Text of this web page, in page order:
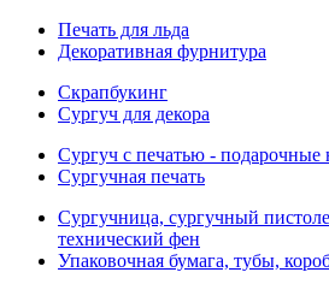
Печать для льда
Декоративная фурнитура
Скрапбукинг
Сургуч для декора
Сургуч с печатью - подарочные
Сургучная печать
Сургучница, сургучный
технический фен
Упаковочная бумага, тубы,